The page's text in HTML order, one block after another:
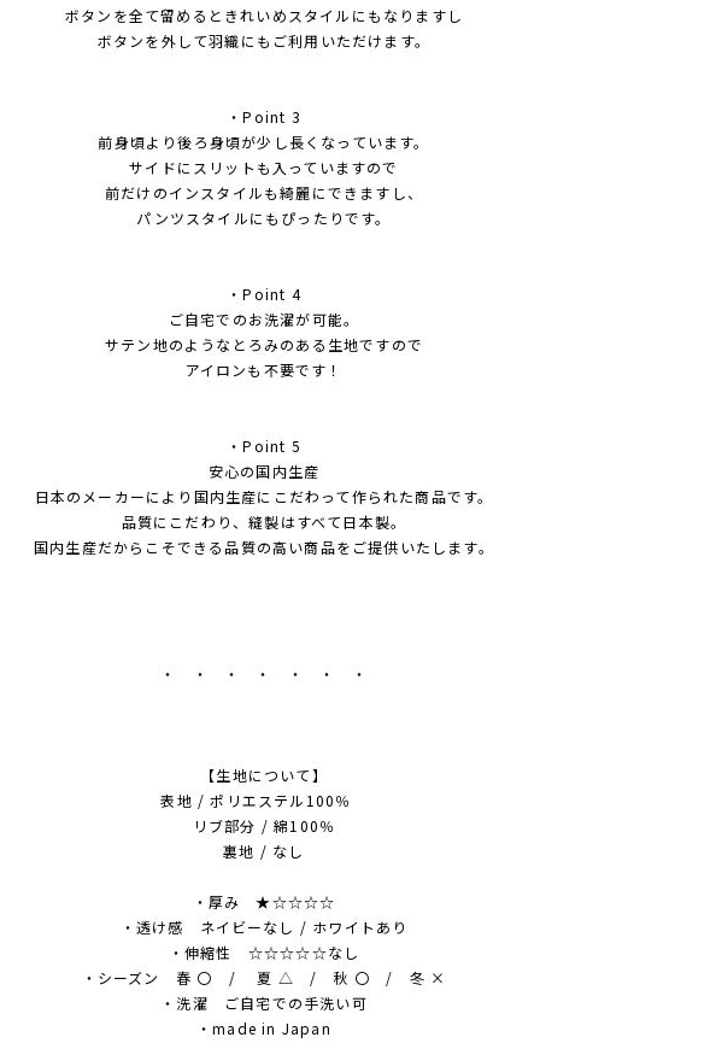
ボタンを全て留めるときれいめスタイルにもなりますし
ボタンを外して羽織にもご利用いただけます。
・Point 3
前身頃より後ろ身頃が少し長くなっています。
サイドにスリットも入っていますので
前だけのインスタイルも綺麗にできますし、
パンツスタイルにもぴったりです。
・Point 4
ご自宅でのお洗濯が可能。
サテン地のようなとろみのある生地ですので
アイロンも不要です！
・Point 5
安心の国内生産
日本のメーカーにより国内生産にこだわって作られた商品です。
品質にこだわり、縫製はすべて日本製。
国内生産だからこそできる品質の高い商品をご提供いたします。
・ ・ ・ ・ ・ ・ ・
【生地について】
表地 / ポリエステル100％
リブ部分 / 綿100％
裏地 / なし
・厚み ★☆☆☆☆
・透け感 ネイビーなし / ホワイトあり
・伸縮性 ☆☆☆☆☆なし
・シーズン 春 〇 / 夏 △ / 秋 〇 / 冬 ×
・洗濯 ご自宅での手洗い可
・made in Japan